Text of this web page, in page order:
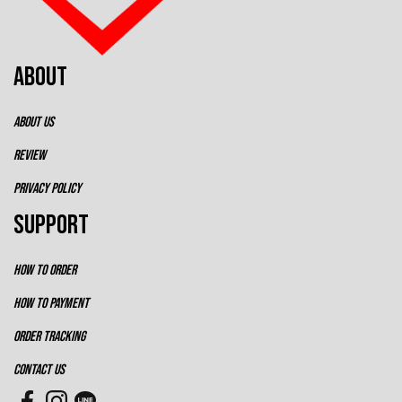
ABOUT
ABOUT US
REVIEW
PRIVACY POLICY
SUPPORT
HOW TO ORDER
HOW TO PAYMENT
ORDER TRACKING
CONTACT US